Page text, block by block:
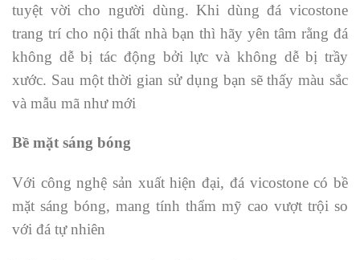
tuyệt vời cho người dùng. Khi dùng đá vicostone
trang trí cho nội thất nhà bạn thì hãy yên tâm rằng đá
không dễ bị tác động bởi lực và không dễ bị trầy
xước. Sau một thời gian sử dụng bạn sẽ thấy màu sắc
và mẫu mã như mới
Bề mặt sáng bóng
Với công nghệ sản xuất hiện đại, đá vicostone có bề
mặt sáng bóng, mang tính thẩm mỹ cao vượt trội so
với đá tự nhiên